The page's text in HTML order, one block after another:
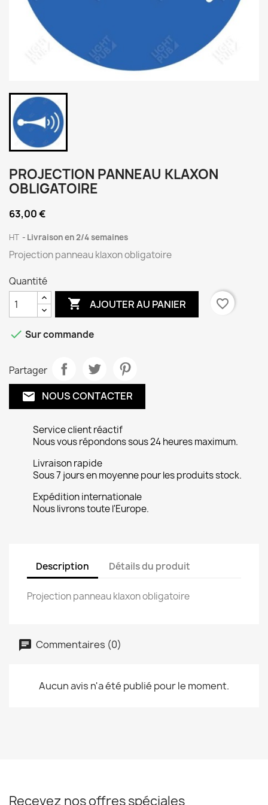
PROJECTION PANNEAU KLAXON
OBLIGATOIRE
63,00 €
HT Livraison en 2/4 semaines
Projection panneau klaxon obligatoire
Quantité
 AJOUTER AU PANIER favorite_border
 Sur commande
Partager
email NOUS CONTACTER
Service client réactif
Nous vous répondons sous 24 heures maximum.
Livraison rapide
Sous 7 jours en moyenne pour les produits stock.
Expédition internationale
Nous livrons toute l'Europe.
Description Détails du produit
Projection panneau klaxon obligatoire
Commentaires (0)
Aucun avis n'a été publié pour le moment.
Recevez nos offres spéciales